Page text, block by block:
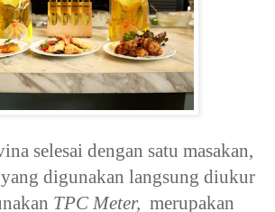
selesai dengan satu masakan,
digunakan langsung diukur
TPC Meter, merupakan